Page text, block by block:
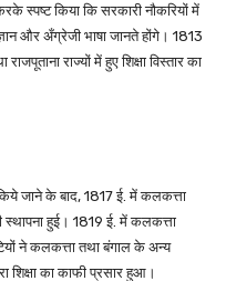
स्पष्ट किया कि सरकारी नौकरियों में
और अँग्रेजी भाषा जानते होंगे। 1813
राज्यों में हुए शिक्षा विस्तार का
किये जाने के बाद, 1817 ई. में कलकत्ता
हुई। 1819 ई. में कलकत्ता
ने कलकत्ता तथा बंगाल के अन्य
शिक्षा का काफी प्रसार हुआ।